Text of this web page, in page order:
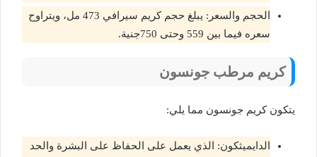
الحجم والسعر: يبلغ حجم كريم سيرافي 473 مل، ويتراوح
سعره فيما بين 559 وحتى 750جنية.
كريم مرطب جونسون
يتكون كريم جونسون مما يلي:
الدايميثكون: الذي يعمل على الحفاظ على البشرة والحد